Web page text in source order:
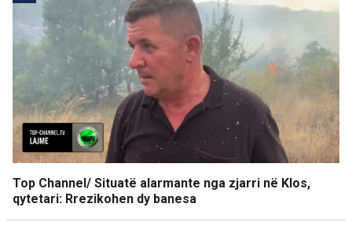
Top Channel/ Situatë alarmante nga zjarri në Klos,
qytetari: Rrezikohen dy banesa